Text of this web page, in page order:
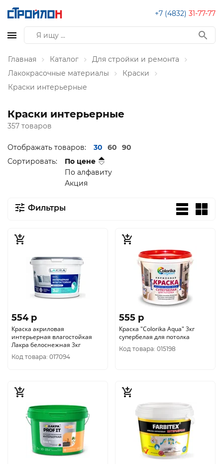
+7 (4832) 31-77-77
Главная Каталог
Для стройки и ремонта
Лакокрасочные материалы
Краски
Краски интерьерные
Краски интерьерные
357 товаров
Отображать товаров: 30 60
90
Сортировать:
По цене
По алфавиту
Акция
Фильтры
554 p
Краска акриловая
интерьерная влагостойкая
Лакра белоснежная 3кг
Код товара: 017094
555 p
Краска "CoIorika Aqua" 3кг
супербелая для потолка
Код товара: 015198